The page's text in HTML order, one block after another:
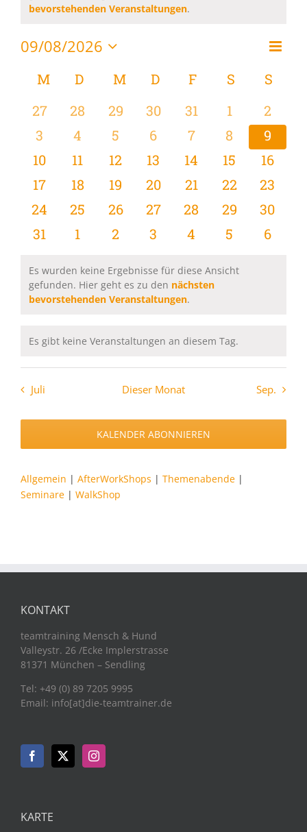
bevorstehenden Veranstaltungen.
Monat
09/08/2026
wählen.
Kalender
von
Veranstaltungen
MMONTAG
D DIENSTAG
MMITTWOCH
D DONNERSTAG
F FREITAG
S SAMSTAG
S
0
Veranstaltungen
27
0
Veranstaltungen
28
0
Veranstaltungen
29
0
Veranstaltungen
30
0
Veranstaltungen
31
0
1
0
2
0
Veranstaltungen
3
0
Veranstaltungen
4
0
Veranstaltungen
5
0
Veranstaltungen
6
0
Veranstaltungen
7
0
8
0
9
0
Veranstaltungen
10
0
Veranstaltungen
11
0
Veranstaltungen
12
0
Veranstaltungen
13
0
Veranstaltungen
14
0
15
0
16
0
Veranstaltungen
17
0
Veranstaltungen
18
0
Veranstaltungen
19
0
Veranstaltungen
20
0
Veranstaltungen
21
0
22
0
23
0
Veranstaltungen
24
0
Veranstaltungen
25
0
Veranstaltungen
26
0
Veranstaltungen
27
0
Veranstaltungen
28
0
29
0
30
0
31
0
1
0
2
0
3
0
4
0
5
0
6
Hinweis
Es wurden keine Ergebnisse für diese Ansicht
gefunden. Hier geht es zu den nächsten
bevorstehenden Veranstaltungen.
Hinweis
Es gibt keine Veranstaltungen an diesem Tag.
Juli Dieser Monat Sep.
KALENDER ABONNIEREN
Allgemein | AfterWorkShops | Themenabende |
Seminare | WalkShop
KONTAKT
teamtraining Mensch & Hund
Valleystr. 26 /Ecke Implerstrasse
81371 München – Sendling
Tel: +49 (0) 89 7205 9995
Email: info[at]die-teamtrainer.de
KARTE